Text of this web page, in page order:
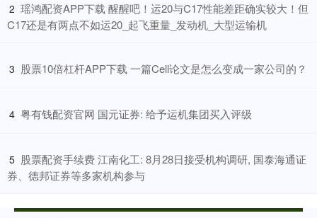
2 ​瑶鸿配资APP下载 醒醒吧！运20与C17性能差距确实较大！但
C17还是有两点不如运20_起飞重量_发动机_大型运输机
3 ​股票10倍杠杆APP下载 一篇Cell论文是怎么变成一家公司的？
4 ​粤有钱配资官网 国元证券: 给予运机集团买入评级
5 ​股票配资手续费 江南化工: 8月28日接受机构调研, 国泰海通证
券、德邦证券等多家机构参与